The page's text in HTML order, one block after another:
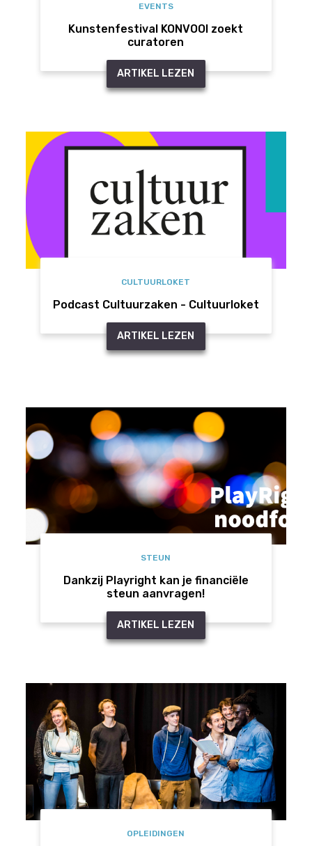
EVENTS
Kunstenfestival KONVOOI zoekt
curatoren
ARTIKEL LEZEN
CULTUURLOKET
Podcast Cultuurzaken - Cultuurloket
ARTIKEL LEZEN
STEUN
Dankzij Playright kan je financiële
steun aanvragen!
ARTIKEL LEZEN
OPLEIDINGEN